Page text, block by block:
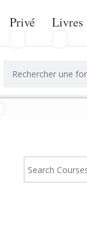
Privé Livres